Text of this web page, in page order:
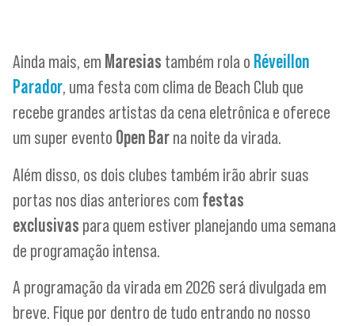
Ainda mais, em Maresias também rola o Réveillon
Parador, uma festa com clima de Beach Club que
recebe grandes artistas da cena eletrônica e oferece
um super evento Open Barna noite da virada.
Além disso, os dois clubes também irão abrir suas
portas nos dias anteriores com festas
exclusivas para quem estiver planejando uma semana
de programação intensa.
A programação da virada em 2026 será divulgada em
breve. Fique por dentro de tudo entrando no nosso